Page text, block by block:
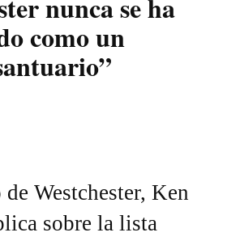
nunca se ha
como un
Westchester, Ken
sobre la lista